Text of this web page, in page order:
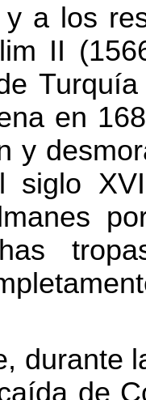
y a los
II
en
y
durante
de